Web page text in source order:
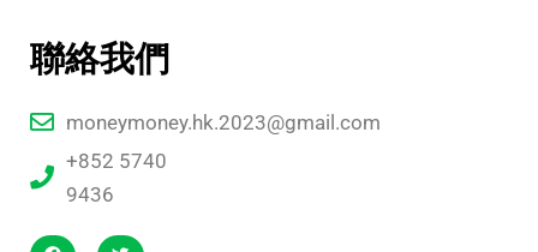
聯絡我們
moneymoney.hk.2023@gmail.com
+852 5740
9436